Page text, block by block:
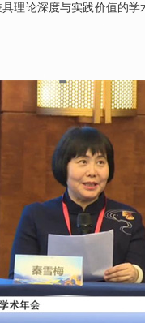
理论深度与实践价值的